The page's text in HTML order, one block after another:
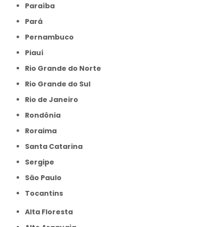
Paraíba
Pará
Pernambuco
Piauí
Rio Grande do Norte
Rio Grande do Sul
Rio de Janeiro
Rondônia
Roraima
Santa Catarina
Sergipe
São Paulo
Tocantins
Alta Floresta